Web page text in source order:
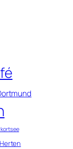
Herten